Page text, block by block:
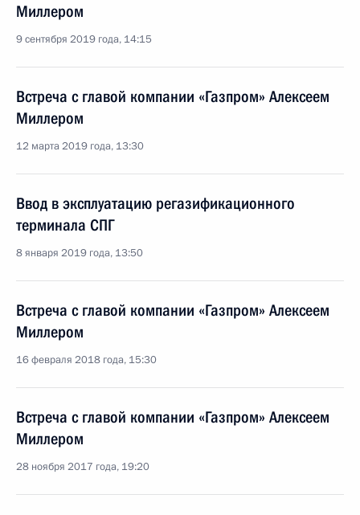
Миллером
9 сентября 2019 года, 14:15
Встреча с главой компании «Газпром» Алексеем
Миллером
12 марта 2019 года, 13:30
Ввод в эксплуатацию регазификационного
терминала СПГ
8 января 2019 года, 13:50
Встреча с главой компании «Газпром» Алексеем
Миллером
16 февраля 2018 года, 15:30
Встреча с главой компании «Газпром» Алексеем
Миллером
28 ноября 2017 года, 19:20